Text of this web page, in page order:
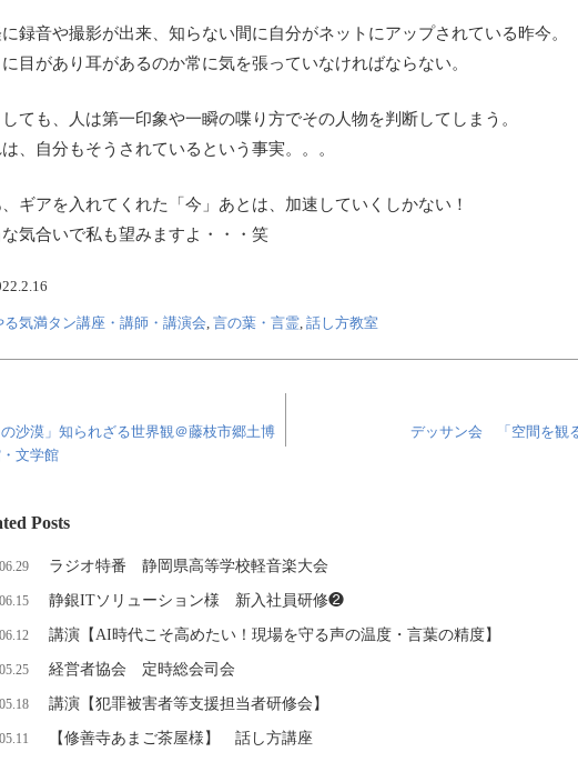
録音や撮影が出来、知らない間に自分がネットにアップされている昨今。
に目があり耳があるのか常に気を張っていなければならない。
しても、人は第一印象や一瞬の喋り方でその人物を判断してしまう。
、自分もそうされているという事実。。。
、ギアを入れてくれた「今」あとは、加速していくしかない！
気合いで私も望みますよ・・・笑
る気満タン講座・講師・講演会, 言の葉・言霊, 話し方教室
の沙漠」知られざる世界観＠藤枝市郷土博
文学館
デッサン会 「空間を観
Posts
ラジオ特番 静岡県高等学校軽音楽大会
静銀ITソリューション様 新入社員研修❷
講演【AI時代こそ高めたい！現場を守る声の温度・言葉の精度】
経営者協会 定時総会司会
講演【犯罪被害者等支援担当者研修会】
【修善寺あまご茶屋様】 話し方講座